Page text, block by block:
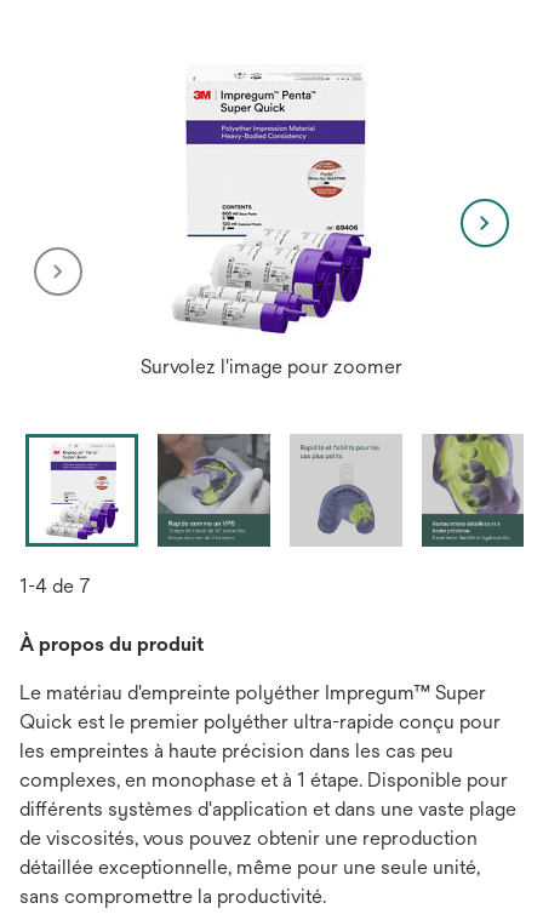
Survolez l'image pour zoomer
1-4 de 7
À propos du produit
Le matériau d'empreinte polyéther Impregum™ Super
Quick est le premier polyéther ultra-rapide conçu pour
les empreintes à haute précision dans les cas peu
complexes, en monophase et à 1 étape. Disponible pour
différents systèmes d'application et dans une vaste plage
de viscosités, vous pouvez obtenir une reproduction
détaillée exceptionnelle, même pour une seule unité,
sans compromettre la productivité.